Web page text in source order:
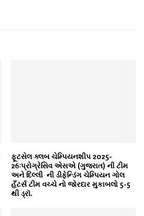
ફૂટસેલ ક્લબ ચેમ્પિયનશીપ 2025-
26ઃપ્રોગ્રેસિવ એસએ (ગુજરાત) ની ટીમ
અને દિલ્લી ની ડીફેન્ડિંગ ચેમ્પિયન ગોલ
હઁટર્સ ટીમ વચ્ચે નો જોરદાર મુકાબલો 5-5
થી ડ્રૉ.